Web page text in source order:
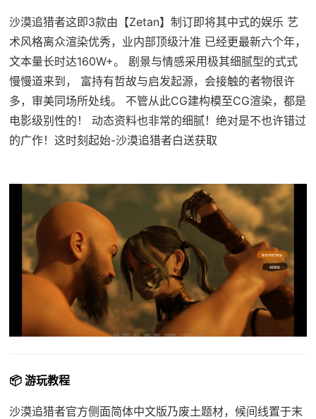
沙漠追猎者这即3款由【Zetan】制订即将其中式的娱乐 艺
术风格离众渲染优秀，业内部顶级汁准 已经更最新六个年，
文本量长时达160W+。 剧景与情感采用极其细腻型的式式
慢慢道来到， 富持有哲故与启发起源，会接触的者物很许
多，审美同场所处线。 不管从此CG建构模至CG渲染，都是
电影级别性的！ 动态资料也非常的细腻！绝对是不也许错过
的广作！这时刻起始-沙漠追猎者白送获取
📦 游玩教程
沙漠追猎者官方侧面简体中文版乃废土题材，候间线置于末